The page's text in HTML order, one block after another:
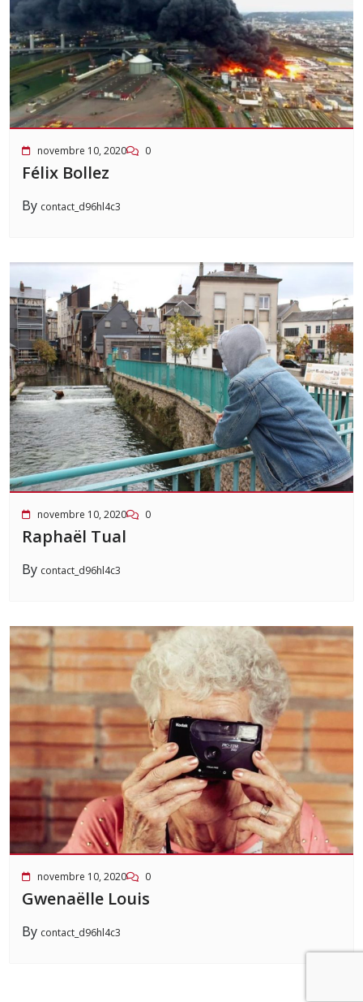
novembre 10, 2020 0
Félix Bollez
By contact_d96hl4c3
novembre 10, 2020 0
Raphaël Tual
By contact_d96hl4c3
novembre 10, 2020 0
Gwenaëlle Louis
By contact_d96hl4c3